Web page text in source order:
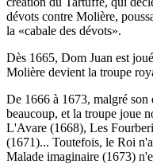
dévots contre Molière,
la «cabale des dévots».
Dès 1665, Dom Juan est
Molière devient la troupe
De 1666 à 1673, malgré
beaucoup, et la troupe joue
L'Avare (1668), Les
(1671)... Toutefois, le Roi
Malade imaginaire (1673)